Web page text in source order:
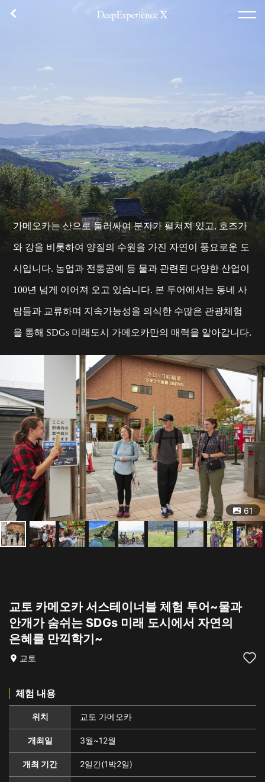
에리어
콘셉트
로그인／등록
한국어
USD
체험 내용 집합 장소 후기
가메오카는 산으로 둘러싸여 분지가 펼쳐져 있고, 호즈가
와 강을 비롯하여 양질의 수원을 가진 자연이 풍요로운 도
시입니다. 농업과 전통공예 등 물과 관련된 다양한 산업이
100년 넘게 이어져 오고 있습니다. 본 투어에서는 동네 사
람들과 교류하며 지속가능성을 의식한 수많은 관광체험
을 통해 SDGs 미래도시 가메오카만의 매력을 알아갑니다.
61
교토 카메오카 서스테이너블 체험 투어~물과
안개가 숨쉬는 SDGs 미래 도시에서 자연의
은혜를 만끽학기~
교토
체험 내용
위치 교토 가메오카
개최일 3월~12월
개최 기간 2일간(1박2일)